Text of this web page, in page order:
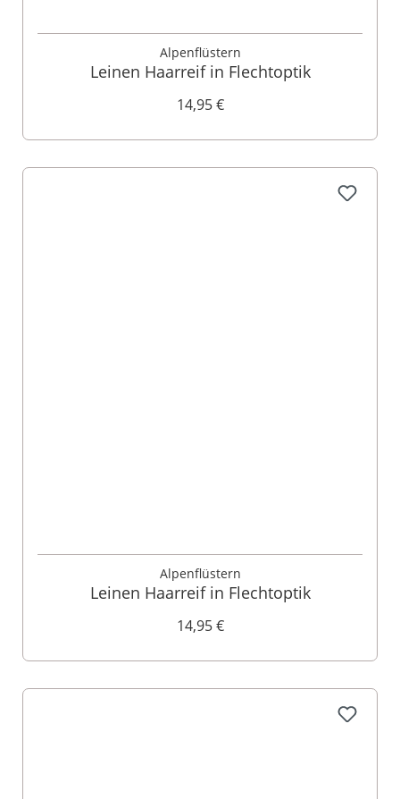
Alpenflüstern
Leinen Haarreif in Flechtoptik
14,95 €
Alpenflüstern
Leinen Haarreif in Flechtoptik
14,95 €